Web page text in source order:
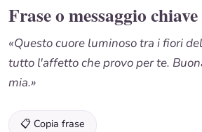
Frase o messaggio chiave
«Questo cuore luminoso tra i fiori
tutto l'affetto che provo per te.
mia.»
📋 Copia frase